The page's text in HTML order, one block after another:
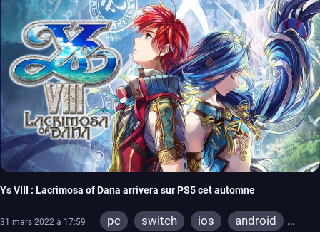
Ys VIII : Lacrimosa of Dana arrivera sur PS5 cet automne
31 mars 2022 à 17:59 pc switch ios
android